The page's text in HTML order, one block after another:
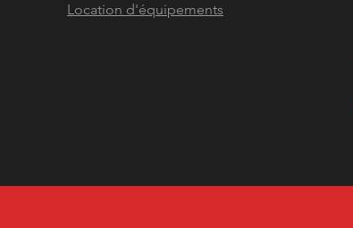
Location d'équipements